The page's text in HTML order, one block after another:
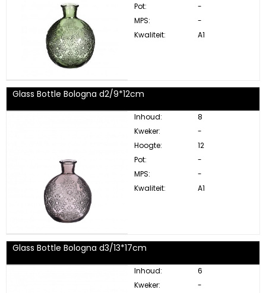
Pot:
-
MPS:
-
Kwaliteit:
A1
Glass Bottle Bologna d2/9*12cm
Inhoud:
8
Kweker:
-
Hoogte:
12
Pot:
-
MPS:
-
Kwaliteit:
A1
Glass Bottle Bologna d3/13*17cm
Inhoud:
6
Kweker:
-